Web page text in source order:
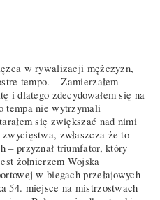
w rywalizacji mężczyzn,
tempo. – Zamierzałem
i dlatego zdecydowałem się na
tempa nie wytrzymali
się zwiększać nad nimi
zwłaszcza że to
– przyznał triumfator, który
żołnierzem Wojska
w biegach przełajowych
54. miejsce na mistrzostwach